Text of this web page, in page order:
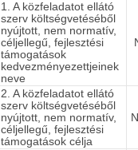
1. A közfeladatot ellátó
szerv költségvetéséből
nyújtott, nem normatív,
céljellegű, fejlesztési
támogatások
kedvezményezettjeinek
neve
2. A közfeladatot ellátó
szerv költségvetéséből
nyújtott, nem normatív,
céljellegű, fejlesztési
támogatások célja